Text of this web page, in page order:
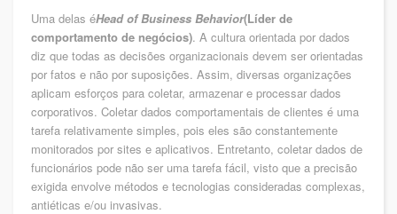
Uma delas éHead of Business Behavior(Líder de
comportamento de negócios). A cultura orientada por dados
diz que todas as decisões organizacionais devem ser orientadas
por fatos e não por suposições. Assim, diversas organizações
aplicam esforços para coletar, armazenar e processar dados
corporativos. Coletar dados comportamentais de clientes é uma
tarefa relativamente simples, pois eles são constantemente
monitorados por sites e aplicativos. Entretanto, coletar dados de
funcionários pode não ser uma tarefa fácil, visto que a precisão
exigida envolve métodos e tecnologias consideradas complexas,
antiéticas e/ou invasivas.